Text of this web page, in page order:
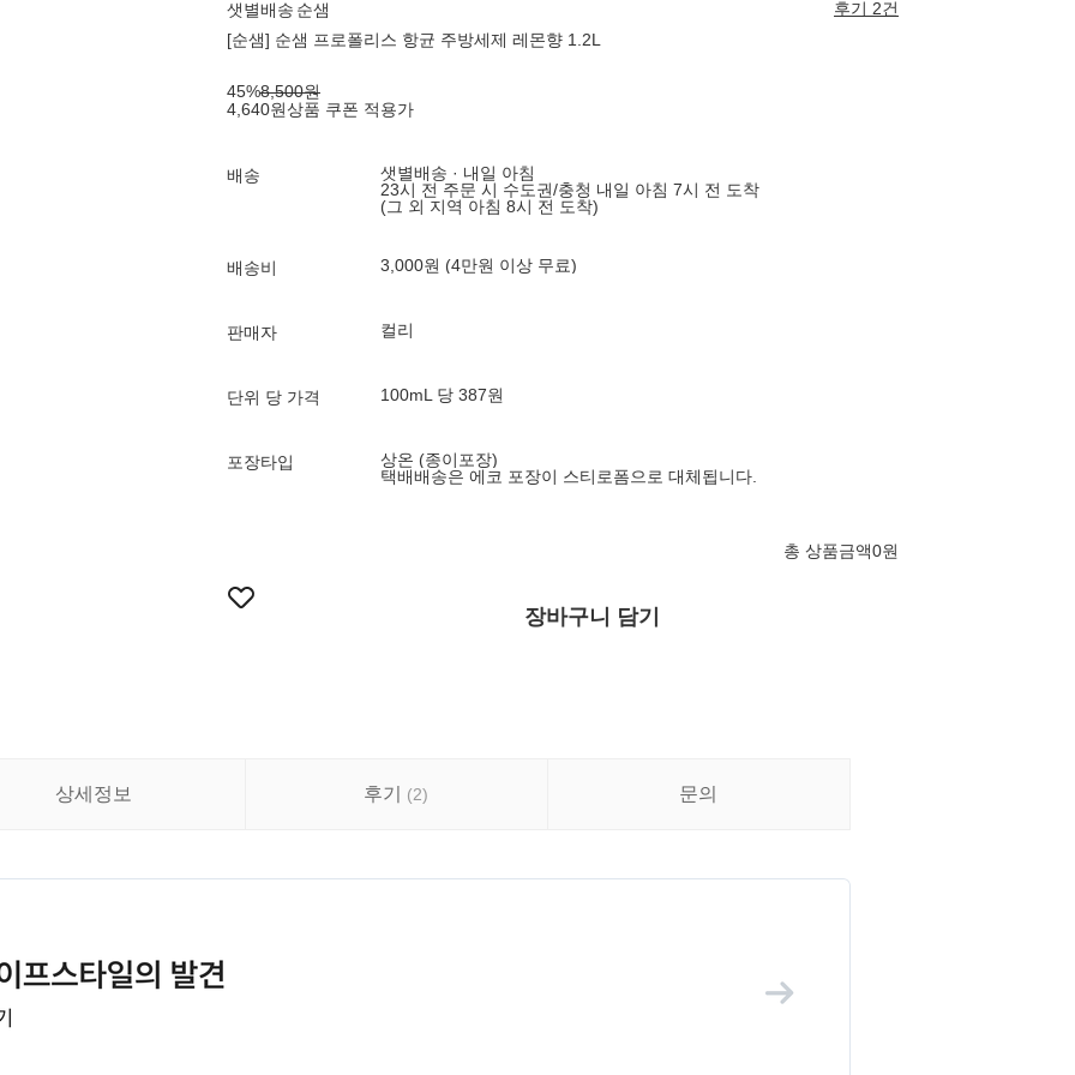
샛별배송 순샘
후기 2건
[순샘] 순샘 프로폴리스 항균 주방세제 레몬향 1.2L
45%8,500원
4,640원상품 쿠폰 적용가
배송
샛별배송 · 내일 아침
23시 전 주문 시 수도권/충청 내일 아침 7시 전 도착
(그 외 지역 아침 8시 전 도착)
배송비 3,000원 (4만원 이상 무료)
판매자 컬리
단위 당 가격 100mL 당 387원
포장타입
상온 (종이포장)
택배배송은 에코 포장이 스티로폼으로 대체됩니다.
총 상품금액0원
장바구니 담기
상세정보 후기 (2) 문의